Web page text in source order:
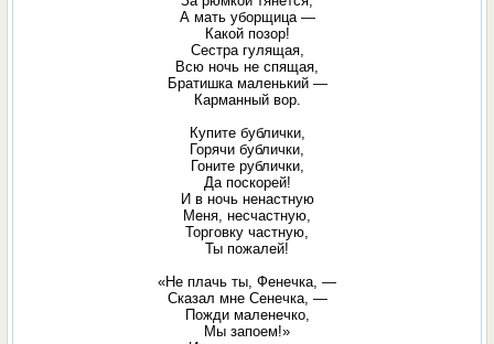
А мать уборщица —
Какой позор!
Сестра гулящая,
Всю ночь не спящая,
Братишка маленький —
Карманный вор.
Купите бублички,
Горячи бублички,
Гоните рублички,
Да поскорей!
И в ночь ненастную
Меня, несчастную,
Торговку частную,
Ты пожалей!
«Не плачь ты, Фенечка, —
Сказал мне Сенечка, —
Пожди маленечко,
Мы запоем!»